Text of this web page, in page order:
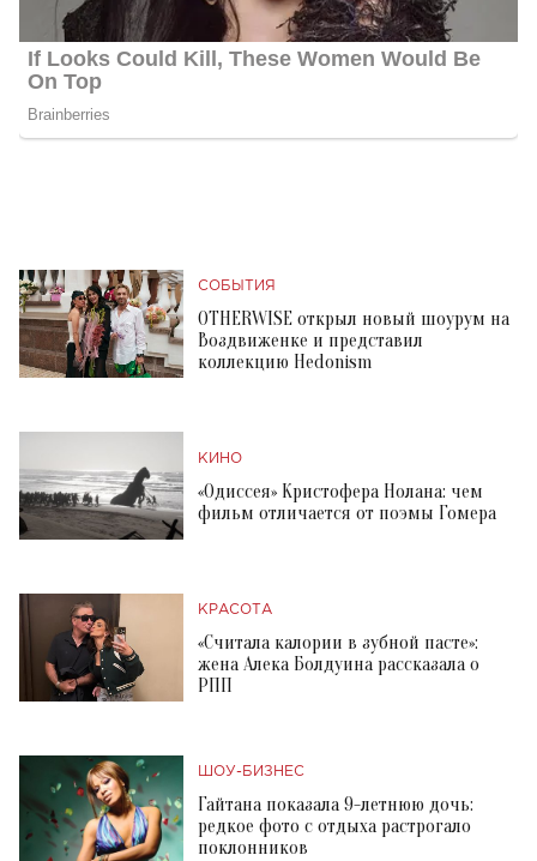
СОБЫТИЯ
OTHERWISE открыл новый шоурум на
Воздвиженке и представил
коллекцию Hedonism
КИНО
«Одиссея» Кристофера Нолана: чем
фильм отличается от поэмы Гомера
КРАСОТА
«Считала калории в зубной пасте»:
жена Алека Болдуина рассказала о
РПП
ШОУ-БИЗНЕС
Гайтана показала 9-летнюю дочь:
редкое фото с отдыха растрогало
поклонников